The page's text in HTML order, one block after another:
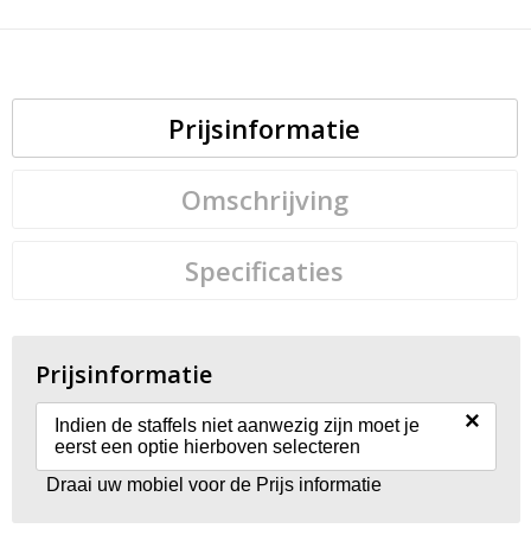
Prijsinformatie
Omschrijving
Specificaties
Prijsinformatie
Indien de staffels niet aanwezig zijn moet je
eerst een optie hierboven selecteren
×
Draai uw mobiel voor de Prijs informatie